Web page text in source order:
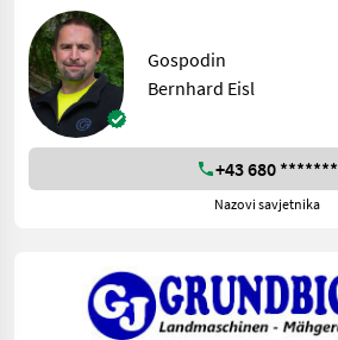
Gospodin
Bernhard Eisl
+43 680 *******
Nazovi savjetnika